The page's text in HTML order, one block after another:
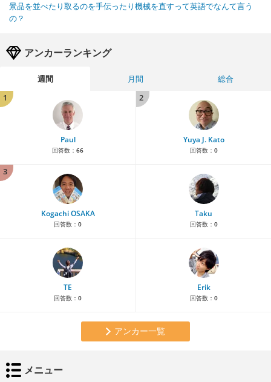
景品を並べたり取るのを手伝ったり機械を直すって英語でなんて言う
の？
アンカーランキング
週間 月間
総合
1
Paul
回答数： 66
2
Yuya J. Kato
回答数： 0
3
Kogachi OSAKA
回答数： 0
Taku
回答数： 0
TE
回答数： 0
Erik
回答数： 0
アンカー一覧
メニュー